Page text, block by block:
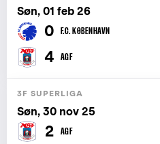
Søn, 01 feb 26
0 F.C. KØBENHAVN
4 AGF
3F SUPERLIGA
Søn, 30 nov 25
2 AGF